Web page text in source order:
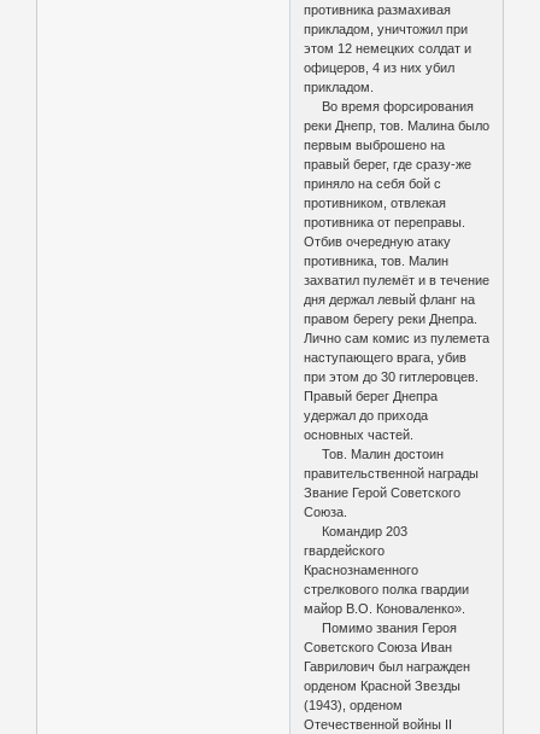
противника размахивая
прикладом, уничтожил при
этом 12 немецких солдат и
офицеров, 4 из них убил
прикладом.
Во время форсирования
реки Днепр, тов. Малина было
первым выброшено на
правый берег, где сразу-же
приняло на себя бой с
противником, отвлекая
противника от переправы.
Отбив очередную атаку
противника, тов. Малин
захватил пулемёт и в течение
дня держал левый фланг на
правом берегу реки Днепра.
Лично сам комис из пулемета
наступающего врага, убив
при этом до 30 гитлеровцев.
Правый берег Днепра
удержал до прихода
основных частей.
Тов. Малин достоин
правительственной награды
Звание Герой Советского
Союза.
Командир 203
гвардейского
Краснознаменного
стрелкового полка гвардии
майор В.О. Коноваленко».
Помимо звания Героя
Советского Союза Иван
Гаврилович был награжден
орденом Красной Звезды
(1943), орденом
Отечественной войны II